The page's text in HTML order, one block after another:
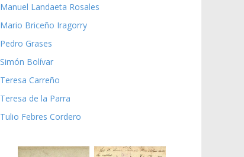
Manuel Landaeta Rosales
Mario Briceño Iragorry
Pedro Grases
Simón Bolívar
Teresa Carreño
Teresa de la Parra
Tulio Febres Cordero